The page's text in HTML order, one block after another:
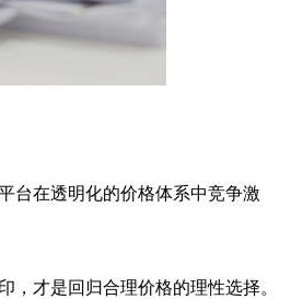
台在透明化的价格体系中竞争激
才是回归合理价格的理性选择。